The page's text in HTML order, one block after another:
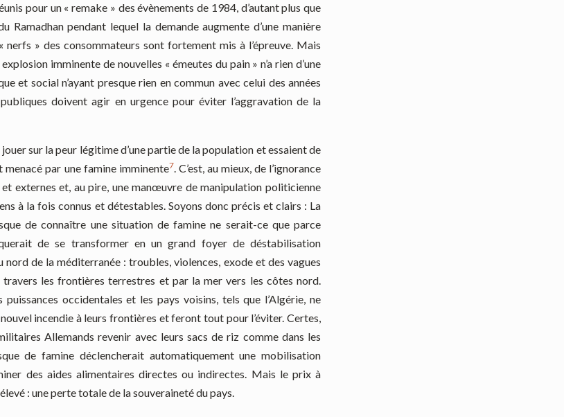
pour un « remake » des évènements de 1984, d’autant plus que
Ramadhan pendant lequel la demande augmente d’une manière
nerfs » des consommateurs sont fortement mis à l’épreuve. Mais
imminente de nouvelles « émeutes du pain » n’a rien d’une
et social n’ayant presque rien en commun avec celui des années
doivent agir en urgence pour éviter l’aggravation de la
jouer sur la peur légitime d’une partie de la population et essaient de
par une famine imminente7. C’est, au mieux, de l’ignorance
externes et, au pire, une manœuvre de manipulation politicienne
à la fois connus et détestables. Soyons donc précis et clairs : La
de connaître une situation de famine ne serait-ce que parce
de se transformer en un grand foyer de déstabilisation
nord de la méditerranée : troubles, violences, exode et des vagues
les frontières terrestres et par la mer vers les côtes nord.
puissances occidentales et les pays voisins, tels que l’Algérie, ne
incendie à leurs frontières et feront tout pour l’éviter. Certes,
Allemands revenir avec leurs sacs de riz comme dans les
de famine déclencherait automatiquement une mobilisation
des aides alimentaires directes ou indirectes. Mais le prix à
: une perte totale de la souveraineté du pays.